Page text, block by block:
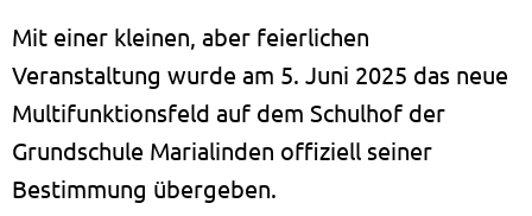
Mit einer kleinen, aber feierlichen
Veranstaltung wurde am 5. Juni 2025 das neue
Multifunktionsfeld auf dem Schulhof der
Grundschule Marialinden offiziell seiner
Bestimmung übergeben.